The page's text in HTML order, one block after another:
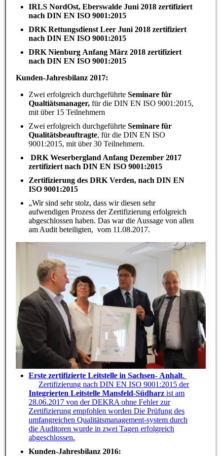
IRLS NordOst, Eberswalde Juni 2018 zertifiziert
nach DIN EN ISO 9001:2015
DRK Rettungsdienst Leer Juni 2018 zertifiziert
nach DIN EN ISO 9001:2015
DRK Nienburg Anfang März 2018 zertifiziert
nach DIN EN ISO 9001:2015
Kunden-Jahresbilanz 2017:
Zwei erfolgreich durchgeführteSeminare für
Qualtiätsmanager, für die DIN EN ISO 9001:2015,
mit über 15 Teilnehmern
Zwei erfolgreich durchgeführteSeminare für
Qualitätsbeauftragte, für die DIN EN ISO
9001:2015, mit über 30 Teilnehmern.
DRK Weserbergland Anfang Dezember 2017
zertifiziert nach DIN EN ISO 9001:2015
Zertifizierung des DRK Verden, nach DIN EN
ISO 9001:2015
„Wir sind sehr stolz, dass wir diesen sehr
aufwendigen Prozess der Zertifizierung erfolgreich
abgeschlossen haben. Das war die Aussage von allen
am Audit beteiligten, vom 11.08.2017.
Erste zertifizierte Leitstelle in Sachsen- Anhalt.
Zertifizierung nach DIN EN ISO 9001:2015 der
Integrierten Leitstelle Mansfeld-Südharz ist am
28.06.2017 von der DEKRA ohne Fehler zur
Zertifizierung empfohlen worden Die Prüfung des
umfangreichen Qualitätsmanagement-system durch
die Auditoren wurde in zwei Tagen erfolgreich
abgeschlossen.
Kunden-Jahresbilanz 2016: